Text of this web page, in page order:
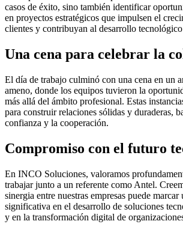
casos de éxito, sino también identificar
en proyectos estratégicos que impulsen el
clientes y contribuyan al desarrollo
Una cena para celebrar la
El día de trabajo culminó con una cena en un
ameno, donde los equipos tuvieron la
más allá del ámbito profesional. Estas
para construir relaciones sólidas y duraderas,
confianza y la cooperación.
Compromiso con el futuro
En INCO Soluciones, valoramos
trabajar junto a un referente como Antel.
sinergia entre nuestras empresas puede marcar
significativa en el desarrollo de soluciones
y en la transformación digital de